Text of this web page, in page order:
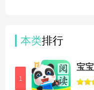
本类排行
1